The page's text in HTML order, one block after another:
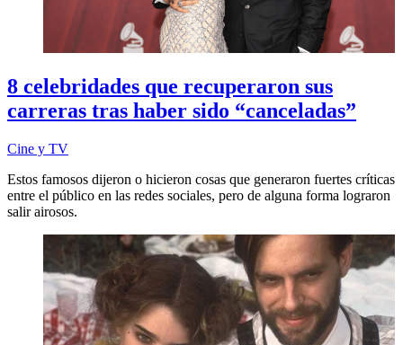
8 celebridades que recuperaron sus
carreras tras haber sido “canceladas”
Cine y TV
Estos famosos dijeron o hicieron cosas que generaron fuertes críticas
entre el público en las redes sociales, pero de alguna forma lograron
salir airosos.